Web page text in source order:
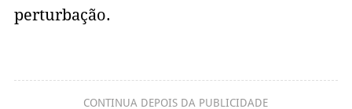
perturbação.
CONTINUA DEPOIS DA PUBLICIDADE